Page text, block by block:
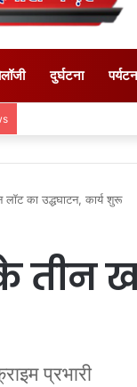
दुर्घटना पर्यटन
का उद्धघाटन, कार्य शुरू
प्रभारी